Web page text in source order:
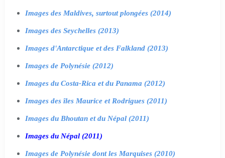
Images des Maldives, surtout plongées (2014)
Images des Seychelles (2013)
Images d'Antarctique et des Falkland (2013)
Images de Polynésie (2012)
Images du Costa-Rica et du Panama (2012)
Images des îles Maurice et Rodrigues (2011)
Images du Bhoutan et du Népal (2011)
Images du Népal (2011)
Images de Polynésie dont les Marquises (2010)